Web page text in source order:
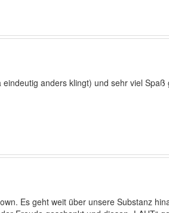
anders klingt) und sehr viel
Es geht weit über unsere Substanz